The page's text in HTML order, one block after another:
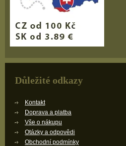
Důležité odkazy
Kontakt
Doprava a platba
Vše o nákupu
Otázky a odpovědi
Obchodní podmínky